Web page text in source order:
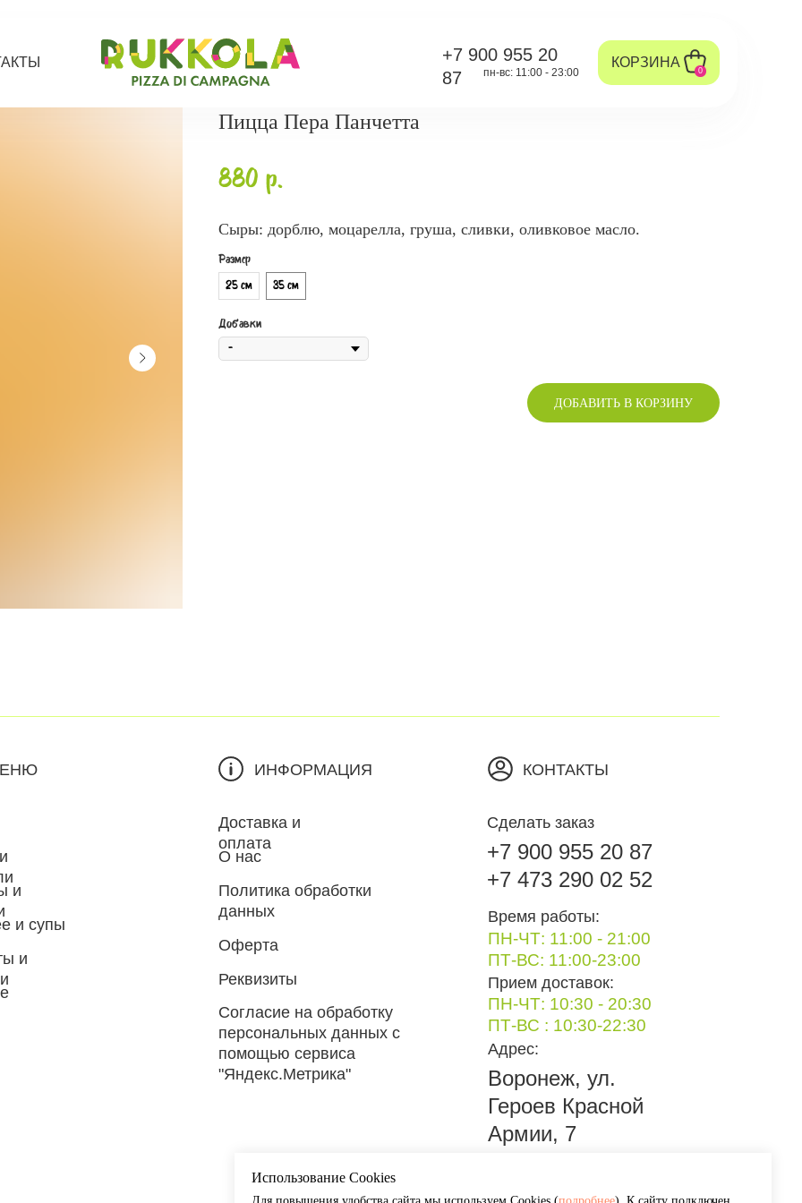
+7 900 955 20
87
пн-вс: 11:00 - 23:00
КОРЗИНА
0
Пицца Пера Панчетта
880 р.
Размер
25 см
35 см
Добавки
ДОБАВИТЬ В КОРЗИНУ
Сыры: дорблю, моцарелла, груша, сливки, оливковое масло.
ИНФОРМАЦИЯ
Доставка и
оплата
О нас
Политика обработки
данных
Согласие на обработку
персональных данных с
помощью сервиса
"Яндекс.Метрика"
Оферта
Реквизиты
и
и супы
и
КОНТАКТЫ
Сделать заказ
+7 900 955 20 87
+7 473 290 02 52
Время работы:
ПН-ЧТ: 11:00 - 21:00
ПТ-ВС: 11:00-23:00
Адрес:
Воронеж, ул.
Героев Красной
Армии, 7
Прием доставок:
ПН-ЧТ: 10:30 - 20:30
ПТ-ВС : 10:30-22:30
Использование Cookies